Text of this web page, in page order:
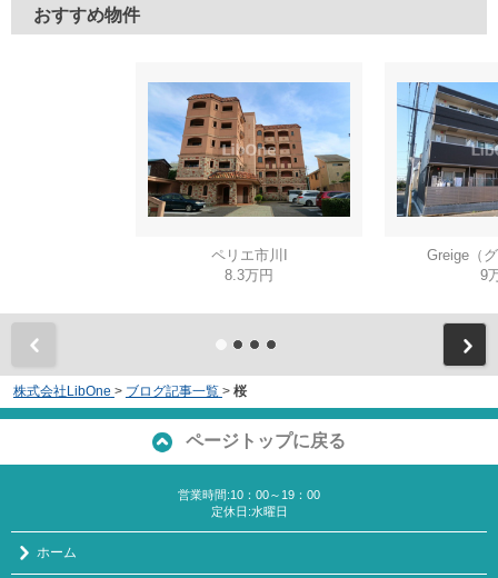
おすすめ物件
ペリエ市川I
8.3万円
Greige（
9
株式会社LibOne > ブログ記事一覧 > 桜
ページトップに戻る
営業時間:10：00～19：00
定休日:水曜日
ホーム